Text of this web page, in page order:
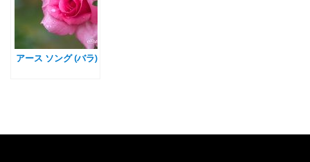
アース ソング (バラ)